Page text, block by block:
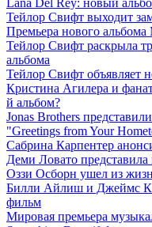
Lana Del Rey: новый
Тейлор Свифт выходит
Премьера нового
Тейлор Свифт раскрыла
альбома
Тейлор Свифт объявляет
Кристина Агилера и
й альбом?
Jonas Brothers
"Greetings from Your
Сабрина Карпентер
Деми Ловато
Оззи Осборн ушел из
Билли Айлиш и Джеймс
фильм
Мировая премьера